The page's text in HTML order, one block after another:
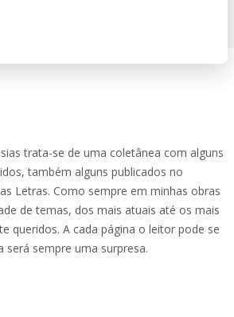
trata-se de uma coletânea com alguns
também alguns publicados no
Letras. Como sempre em minhas obras
de temas, dos mais atuais até os mais
queridos. A cada página o leitor pode se
será sempre uma surpresa.